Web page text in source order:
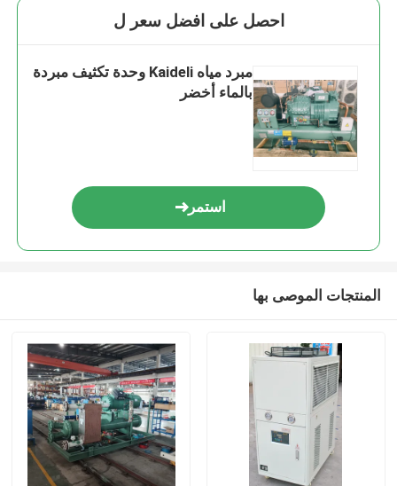
احصل على افضل سعر ل
مبرد مياه Kaideli وحدة تكثيف مبردة
بالماء أخضر
استمر
المنتجات الموصى بها